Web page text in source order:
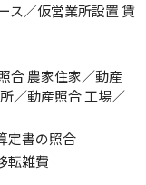
ス／仮営業所設置 賃
合 農家住家／動産
／動産照合 工場／
定書の照合
転雑費